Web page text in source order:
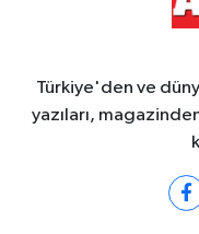
Türkiye'den ve
yazıları,